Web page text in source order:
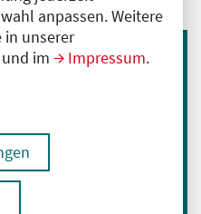
anpassen. Weitere
in unserer
und im Impressum.
Newsletter an: